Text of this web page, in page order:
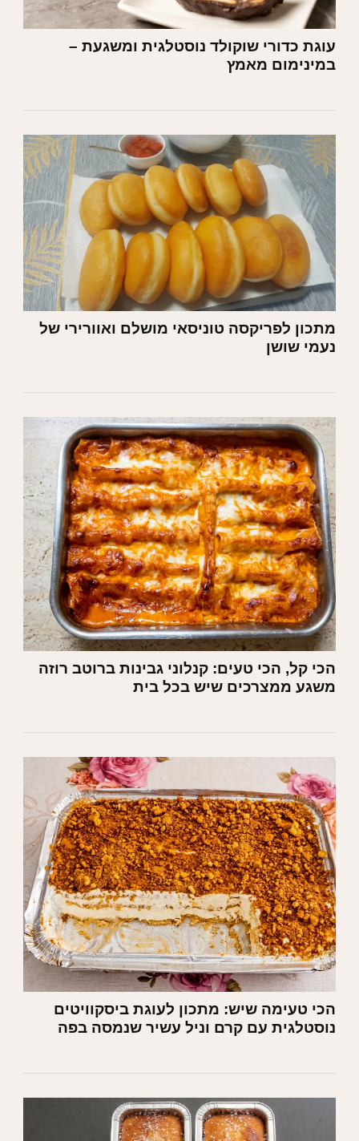
עוגת כדורי שוקולד נוסטלגית ומשגעת –
במינימום מאמץ
מתכון לפריקסה טוניסאי מושלם ואוורירי של
נעמי שושן
הכי קל, הכי טעים: קנלוני גבינות ברוטב רוזה
משגע ממצרכים שיש בכל בית
הכי טעימה שיש: מתכון לעוגת ביסקוויטים
נוסטלגית עם קרם וניל עשיר שנמסה בפה